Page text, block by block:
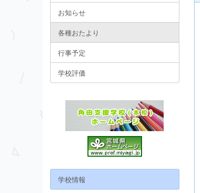
お知らせ
各種おたより
行事予定
学校評価
学校情報